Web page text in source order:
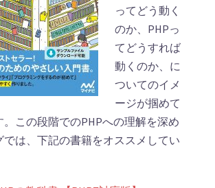
ってどう動く
のか、PHPっ
てどうすれば
動くのか、に
ついてのイメ
ージが掴めて
。この段階でのPHPへの理解を深め
では、下記の書籍をオススメしてい